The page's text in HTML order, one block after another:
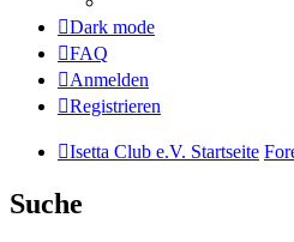
Dark mode
FAQ
Anmelden
Registrieren
Isetta Club e.V. Startseite
Suche